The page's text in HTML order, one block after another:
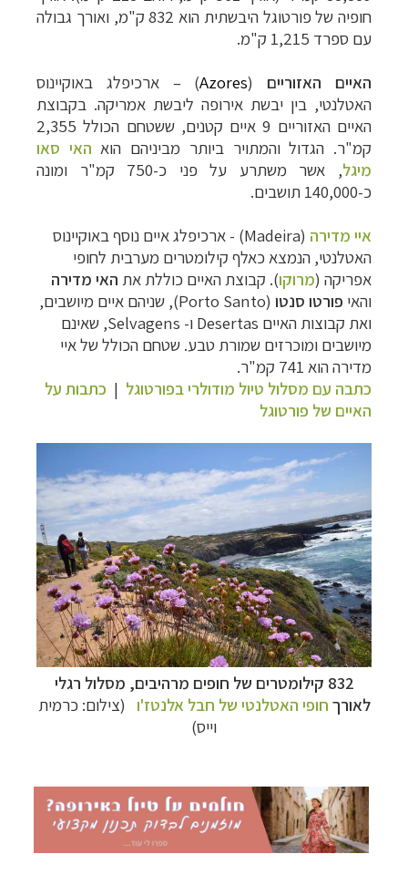
חופיה של פורטוגל היבשתית הוא 832 ק"מ, ואורך גבולה
עם ספרד 1,215 ק"מ.
האיים האזוריים (
Azores) – ארכיפלג באוקיינוס
האטלנטי, בין יבשת אירופה ליבשת אמריקה. בקבוצת
האיים האזוריים 9 איים קטנים, ששטחם הכולל 2,355
קמ"ר. הגדול והמתויר ביותר מביניהם הוא האי סאו
מיגל,
אשר משתרע על פני כ-750 קמ"ר ומונה
כ-140,000 תושבים.
איי מדירה (
Madeira) - ארכיפלג איים נוסף באוקיינוס
האטלנטי, הנמצא כאלף קילומטרים מערבית לחופי
אפריקה (מרוקו). קבוצת האיים כוללת את האי מדירה
והאי פורטו סנטו (
Porto Santo), שניהם איים מיושבים,
ואת קבוצות האיים Desertas ו- Selvagens, שאינם
מיושבים ומוכרזים שמורת טבע. שטחם הכולל של איי
מדירה הוא 741 קמ"ר.
כתבה עם מסלול טיול מודולרי בפורטוגל | כתבות על
האיים של פורטוגל
832 קילומטרים של חופים מרהיבים
, מסלול רגלי
לאורך חופי האטלנטי של חבל אלנטז'ו (צילום: כרמית
וייס)
תכנוןטיולים למדינות אירופהלחצו לרשימת היעדים »
תכנוןטיולים לצפון אמריקהלחצו לרשימת היעדים »
קרוזים והפלגות נופשלחצו לרשימת היעדים »